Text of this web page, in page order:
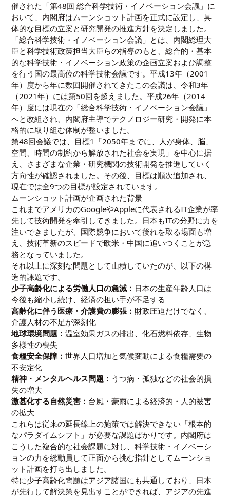
催された「第48回 総合科学技術・イノベーション会議」に
おいて、内閣府はムーンショット計画を正式に設定し、具
体的な目標の立案と研究開発の推進方針を決定しました。
「総合科学技術・イノベーション会議」とは、内閣総理大
臣と科学技術政策担当大臣らの指導のもと、総合的・基本
的な科学技術・イノベーション政策の企画立案および調整
を行う国の最高位の科学技術会議です。平成13年（2001
年）度から年に数回開催されてきたこの会議は、令和3年
（2021年）には第50回を超えました。平成26年（2014
年）度には現在の「総合科学技術・イノベーション会議」
へと改組され、内閣府主導でテクノロジー研究・開発に本
格的に取り組む体制が整いました。
第48回会議では、目標1「2050年までに、人が身体、脳、
空間、時間の制約から解放された社会を実現」を中心に据
え、さまざまな企業・研究機関の技術開発を推進していく
方向性が確認されました。その後、目標は順次追加され、
現在では全9つの目標が設定されています。
ムーンショット計画が企画された背景
これまでアメリカのGoogleやAppleに代表されるIT企業が率
先して技術開発を牽引してきました。日本もITの分野に力を
注いできましたが、国際競争において後れを取る場面も増
え、技術革新のスピードで欧米・中国に追いつくことが急
務となっていました。
それ以上に深刻な問題として山積していたのが、以下の構
造的課題です。
少子高齢化による労働人口の急減： 日本の生産年齢人口は
今後も縮小し続け、経済の担い手が不足する
高齢化に伴う医療・介護費の膨張： 財政圧迫だけでなく、
介護人材の不足が深刻化
地球環境問題：温室効果ガスの排出、化石燃料依存、生物
多様性の喪失
食糧安全保障：世界人口増加と気候変動による食糧需要の
不安定化
精神・メンタルヘルス問題： うつ病・孤独などの社会的損
失の増大
激甚化する自然災害： 台風・豪雨による経済的・人的被害
の拡大
これらは従来の延長線上の施策では解決できない「根本的
なパラダイムシフト」が必要な課題ばかりです。内閣府は
こうした複合的な社会課題に対し、科学技術・イノベーシ
ョンの力を総動員して正面から挑む指針としてムーンショ
ット計画を打ち出しました。
特に少子高齢化問題はアジア諸国にも共通しており、日本
が先行して解決策を見出すことができれば、アジアの先進